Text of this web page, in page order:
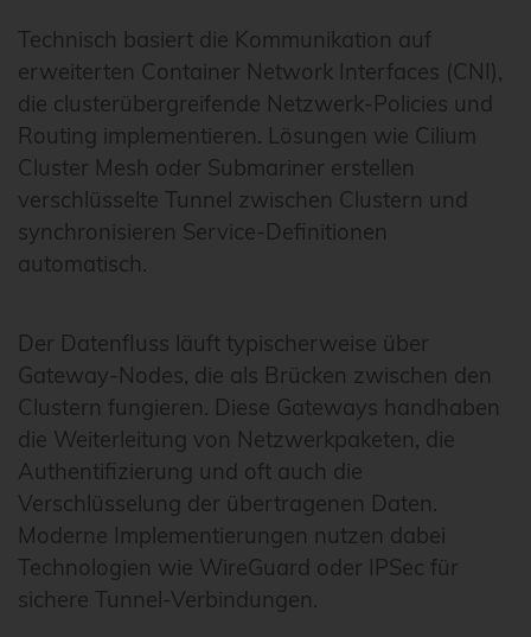
Technisch basiert die Kommunikation auf
erweiterten Container Network Interfaces (CNI),
die clusterübergreifende Netzwerk-Policies und
Routing implementieren. Lösungen wie Cilium
Cluster Mesh oder Submariner erstellen
verschlüsselte Tunnel zwischen Clustern und
synchronisieren Service-Definitionen
automatisch.
Der Datenfluss läuft typischerweise über
Gateway-Nodes, die als Brücken zwischen den
Clustern fungieren. Diese Gateways handhaben
die Weiterleitung von Netzwerkpaketen, die
Authentifizierung und oft auch die
Verschlüsselung der übertragenen Daten.
Moderne Implementierungen nutzen dabei
Technologien wie WireGuard oder IPSec für
sichere Tunnel-Verbindungen.